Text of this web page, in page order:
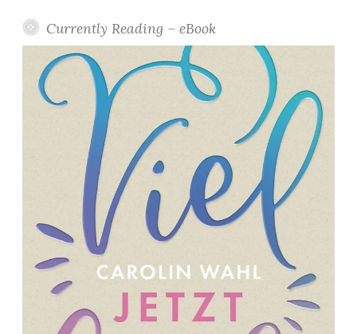
Currently Reading – eBook